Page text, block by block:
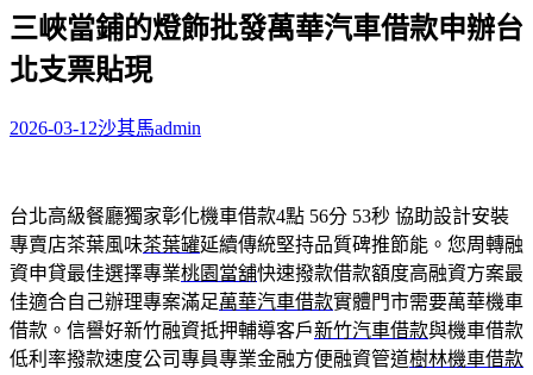
關
鍵
字:
三峽當鋪的燈飾批發萬華汽車借款申辦台
北支票貼現
2026-03-12沙其馬admin
台北高級餐廳獨家彰化機車借款4點 56分 53秒 協助設計安裝
專賣店茶葉風味茶葉罐延續傳統堅持品質碑推節能。您周轉融
資申貸最佳選擇專業桃園當舖快速撥款借款額度高融資方案最
佳適合自己辦理專案滿足萬華汽車借款實體門市需要萬華機車
借款。信譽好新竹融資抵押輔導客戶新竹汽車借款與機車借款
低利率撥款速度公司專員專業金融方便融資管道樹林機車借款